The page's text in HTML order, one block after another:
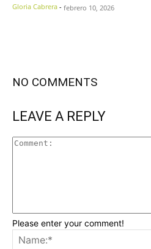
Gloria Cabrera - febrero 10, 2026
NO COMMENTS
LEAVE A REPLY
Please enter your comment!